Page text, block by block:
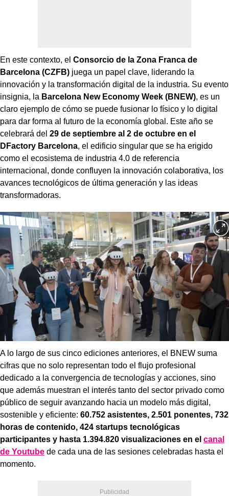
En este contexto, el Consorcio de la Zona Franca de
Barcelona (CZFB) juega un papel clave, liderando la
innovación y la transformación digital de la industria. Su evento
insignia, la Barcelona New Economy Week (BNEW), es un
claro ejemplo de cómo se puede fusionar lo físico y lo digital
para dar forma al futuro de la economía global. Este año se
celebrará del 29 de septiembre al 2 de octubre en el
DFactory Barcelona, el edificio singular que se ha erigido
como el ecosistema de industria 4.0 de referencia
internacional, donde confluyen la innovación colaborativa, los
avances tecnológicos de última generación y las ideas
transformadoras.
A lo largo de sus cinco ediciones anteriores, el BNEW suma
cifras que no solo representan todo el flujo profesional
dedicado a la convergencia de tecnologías y acciones, sino
que además muestran el interés tanto del sector privado como
público de seguir avanzando hacia un modelo más digital,
sostenible y eficiente: 60.752 asistentes, 2.501 ponentes, 732
horas de contenido, 424 startups tecnológicas
participantes y hasta 1.394.820 visualizaciones en el canal
de Youtube de cada una de las sesiones celebradas hasta el
momento.